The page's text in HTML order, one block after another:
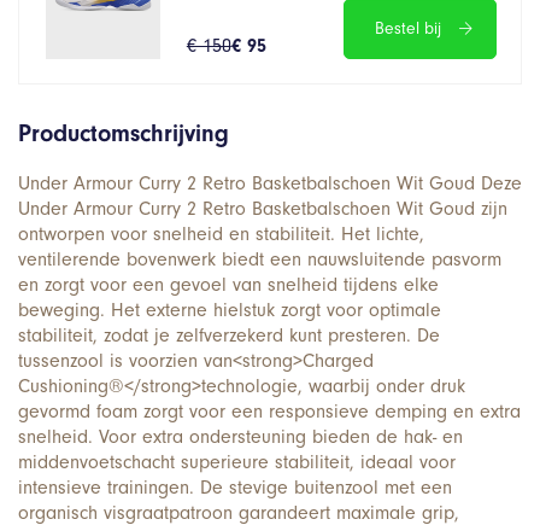
€ 150€ 95
Bestel bij
Productomschrijving
Under Armour Curry 2 Retro Basketbalschoen Wit Goud Deze
Under Armour Curry 2 Retro Basketbalschoen Wit Goud zijn
ontworpen voor snelheid en stabiliteit. Het lichte,
ventilerende bovenwerk biedt een nauwsluitende pasvorm
en zorgt voor een gevoel van snelheid tijdens elke
beweging. Het externe hielstuk zorgt voor optimale
stabiliteit, zodat je zelfverzekerd kunt presteren. De
tussenzool is voorzien van<strong>Charged
Cushioning®</strong>technologie, waarbij onder druk
gevormd foam zorgt voor een responsieve demping en extra
snelheid. Voor extra ondersteuning bieden de hak- en
middenvoetschacht superieure stabiliteit, ideaal voor
intensieve trainingen. De stevige buitenzool met een
organisch visgraatpatroon garandeert maximale grip,